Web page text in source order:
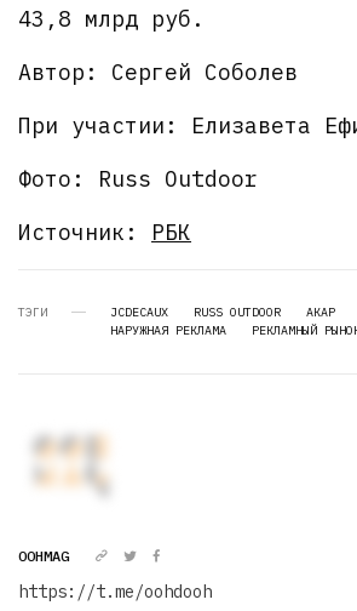
43,8 млрд руб.
Автор: Сергей Соболев
При участии: Елизавета
Фото: Russ Outdoor
Источник: РБК
ТЭГИ JCDECAUX RUSS OUTDOOR АКАР
НАРУЖНАЯ РЕКЛАМА
РЕКЛАМНЫЙ
OOHMAG
https://t.me/oohdooh